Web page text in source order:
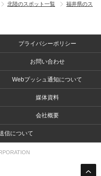
北陸のスポット一覧
福井県のス
プライバシーポリシー
お問い合わせ
Webプッシュ通知について
媒体資料
会社概要
信について